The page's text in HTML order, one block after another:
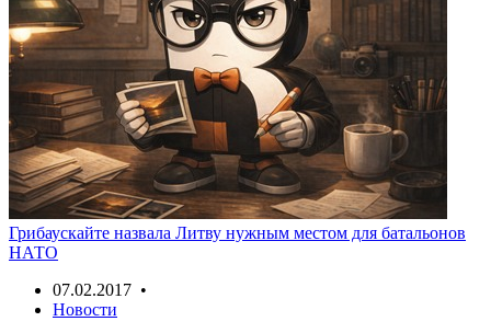
Грибаускайте назвала Литву нужным местом для батальонов
НАТО
07.02.2017 •
Новости